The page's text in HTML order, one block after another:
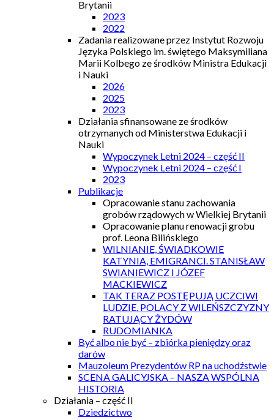
Brytanii
2023
2022
Zadania realizowane przez Instytut Rozwoju
Języka Polskiego im. świętego Maksymiliana
Marii Kolbego ze środków Ministra Edukacji
i Nauki
2026
2025
2023
Działania sfinansowane ze środków
otrzymanych od Ministerstwa Edukacji i
Nauki
Wypoczynek Letni 2024 – część II
Wypoczynek Letni 2024 – część I
2023
Publikacje
Opracowanie stanu zachowania
grobów rządowych w Wielkiej Brytanii
Opracowanie planu renowacji grobu
prof. Leona Bilińskiego
WILNIANIE, ŚWIADKOWIE
KATYNIA, EMIGRANCI. STANISŁAW
SWIANIEWICZ I JÓZEF
MACKIEWICZ
TAK TERAZ POSTĘPUJĄ UCZCIWI
LUDZIE. POLACY Z WILEŃSZCZYZNY
RATUJĄCY ŻYDÓW
RUDOMIANKA
Być albo nie być – zbiórka pieniędzy oraz
darów
Mauzoleum Prezydentów RP na uchodźstwie
SCENA GALICYJSKA – NASZA WSPÓLNA
HISTORIA
Działania – część II
Dziedzictwo